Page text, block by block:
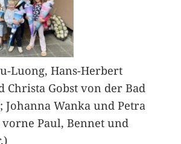
Luong, Hans-Herbert
Christa Gobst von der Bad
Johanna Wanka und Petra
Paul, Bennet und